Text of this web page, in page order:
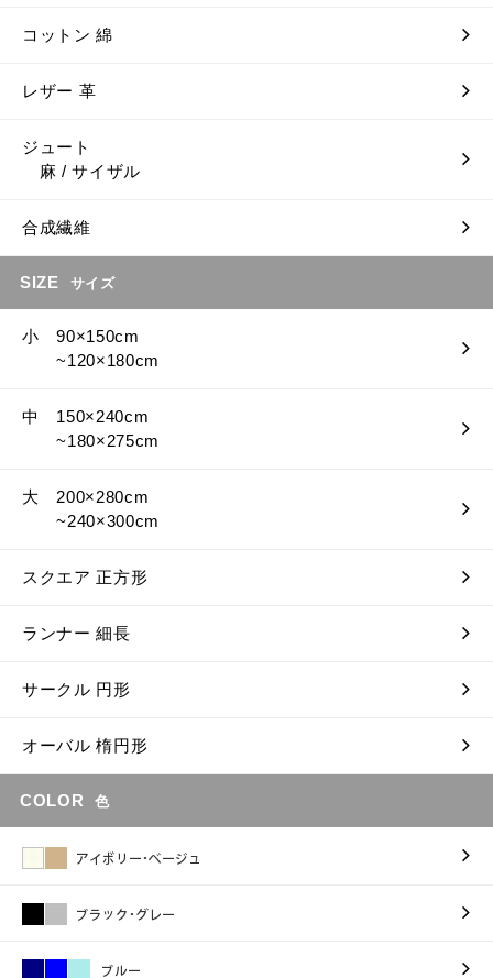
コットン 綿
レザー 革
ジュート
麻 / サイザル
合成繊維
SIZE サイズ
小 90×150cm
~120×180cm
中 150×240cm
~180×275cm
大 200×280cm
~240×300cm
スクエア 正方形
ランナー 細長
サークル 円形
オーバル 楕円形
COLOR 色